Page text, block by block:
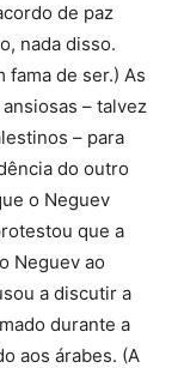
de paz
nada disso.
fama de ser.) As
– talvez
– para
do outro
o Neguev
que a
Neguev ao
a discutir a
durante a
aos árabes. (A